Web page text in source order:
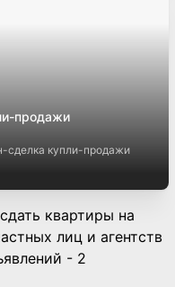
продажи
сделка купли-продажи
квартиры на
лиц и агентств
- 2